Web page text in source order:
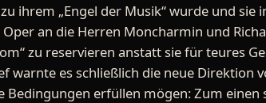
ihrem „Engel der Musik“ wurde und sie
an die Herren Moncharmin und
zu reservieren anstatt sie für teures
warnte es schließlich die neue Direktion
Bedingungen erfüllen mögen: Zum einen